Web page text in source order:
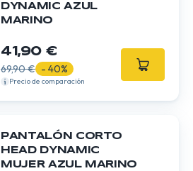
DYNAMIC AZUL
MARINO
41,90 €
69,90 € - 40%
Precio de comparación
PANTALÓN CORTO
HEAD DYNAMIC
MUJER AZUL MARINO